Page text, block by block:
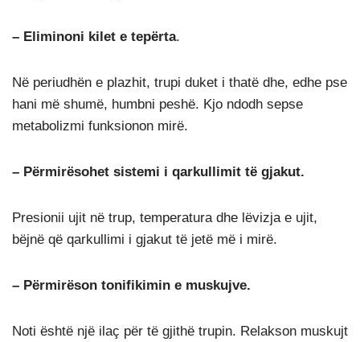
– Eliminoni kilet e tepërta.
Në periudhën e plazhit, trupi duket i thatë dhe, edhe pse
hani më shumë, humbni peshë. Kjo ndodh sepse
metabolizmi funksionon mirë.
– Përmirësohet sistemi i qarkullimit të gjakut.
Presionii ujit në trup, temperatura dhe lëvizja e ujit,
bëjnë që qarkullimi i gjakut të jetë më i mirë.
– Përmirëson tonifikimin e muskujve.
Noti është një ilaç për të gjithë trupin. Relakson muskujt